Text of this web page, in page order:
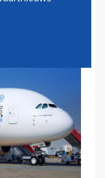
A380